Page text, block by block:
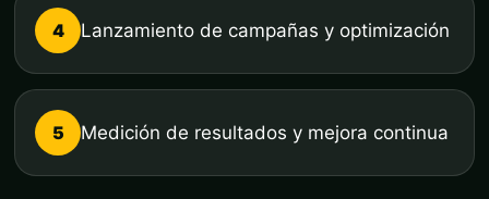
4 Lanzamiento de campañas y optimización
5 Medición de resultados y mejora continua